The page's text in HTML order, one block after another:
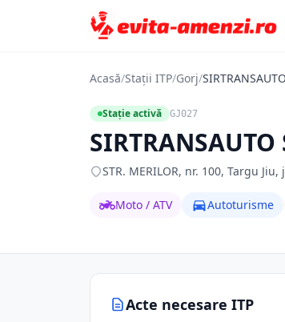
Acasă/Stații ITP/Gorj/
Stație activă GJ027
SIRTRANSAUTO
STR. MERILOR, nr. 100, Targu
Moto / ATV Autoturisme
Acte necesare ITP